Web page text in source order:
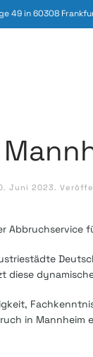
49 in 60308
Juni 2023.
Abbruchservice
diese
in